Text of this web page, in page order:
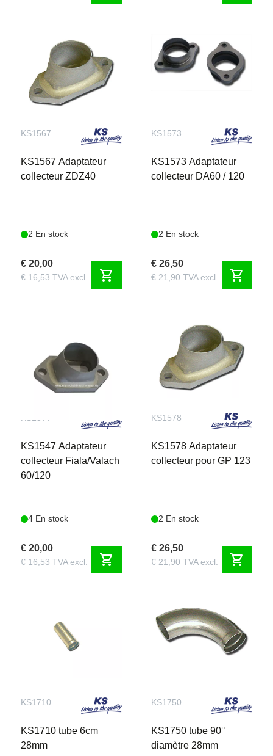
KS1567
KS1567 Adaptateur
collecteur ZDZ40
2 En stock
€ 20,00
€ 16,53 TVA excl. shopping_cart
KS1573
KS1573 Adaptateur
collecteur DA60 / 120
2 En stock
€ 26,50
€ 21,90 TVA excl. shopping_cart
KS1577
KS1547 Adaptateur
collecteur Fiala/Valach
60/120
4 En stock
€ 20,00
€ 16,53 TVA excl. shopping_cart
KS1578
KS1578 Adaptateur
collecteur pour GP 123
2 En stock
€ 26,50
€ 21,90 TVA excl. shopping_cart
KS1710
KS1710 tube 6cm
28mm
KS1750
KS1750 tube 90°
diamètre 28mm